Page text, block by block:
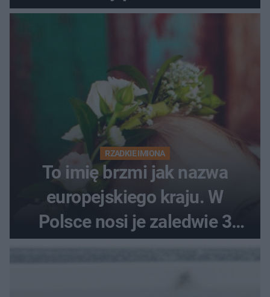
RZADKIE IMIONA
To imię brzmi jak nazwa
europejskiego kraju. W
Polsce nosi je zaledwie 3
kobiety